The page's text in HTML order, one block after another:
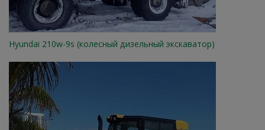
Hyundai 210w-9s (колесный дизельный экскаватор)